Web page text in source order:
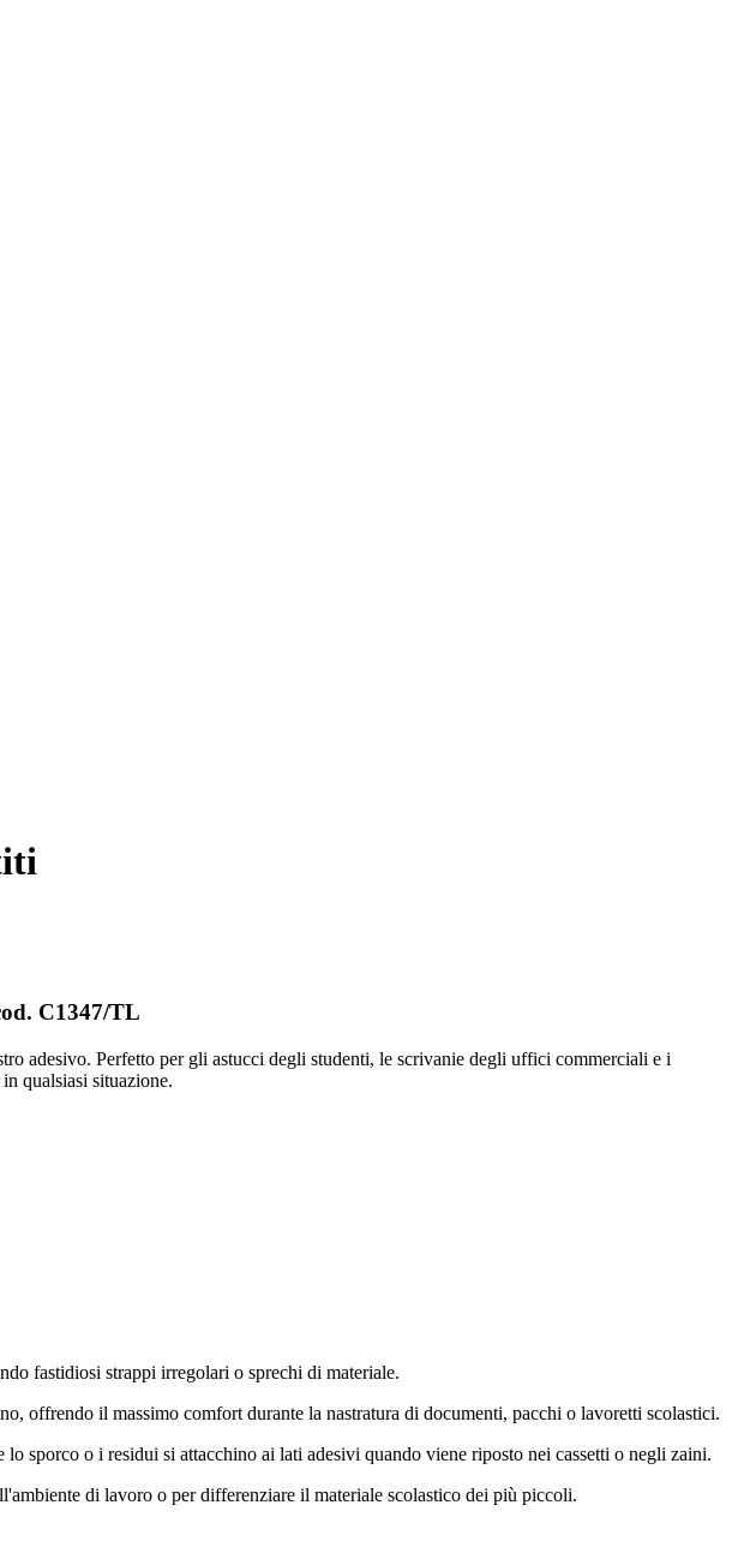
C1347/TL
adesivo. Perfetto per gli astucci degli studenti, le scrivanie degli uffici commerciali e i
qualsiasi situazione.
fastidiosi strappi irregolari o sprechi di materiale.
offrendo il massimo comfort durante la nastratura di documenti, pacchi o lavoretti scolastici.
sporco o i residui si attacchino ai lati adesivi quando viene riposto nei cassetti o negli zaini.
di lavoro o per differenziare il materiale scolastico dei più piccoli.